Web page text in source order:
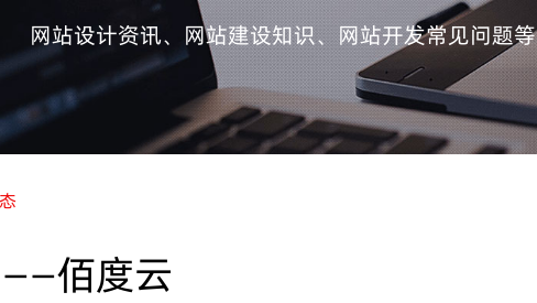
网站设计资讯、网站建设知识、网站开发常见问题等
佰度云